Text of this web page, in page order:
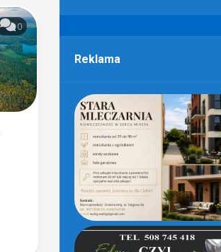
0
Reklama